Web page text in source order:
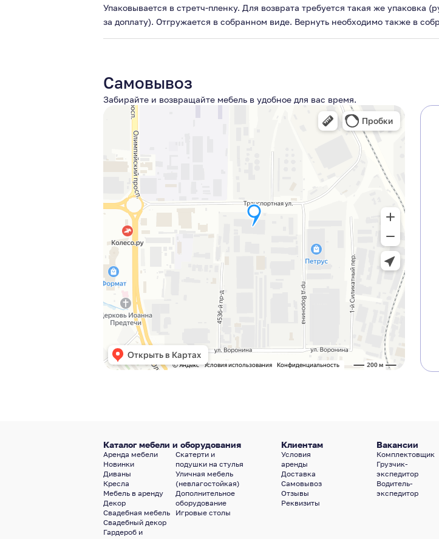
Упаковывается в стретч-пленку. Для возврата требуется такая же упаковка
за доплату). Отгружается в собранном виде. Вернуть необходимо также в
Самовывоз
Забирайте и возвращайте мебель в удобное для вас время.
Клиентам
Условия
аренды
Доставка
Самовывоз
Отзывы
Реквизиты
Вакансии
Комплектовщик
Грузчик-
экспедитор
Водитель-
экспедитор
Каталог мебели и оборудования
Аренда мебели
Новинки
Диваны
Кресла
Мебель в аренду
Декор
Свадебная мебель
Свадебный декор
Гардероб и
Скатерти и
подушки на стулья
Уличная мебель
(невлагостойкая)
Дополнительное
оборудование
Игровые столы